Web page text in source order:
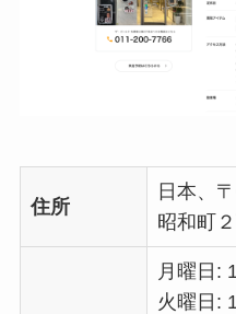
住所
日本、
昭和町
月曜日:
火曜日: